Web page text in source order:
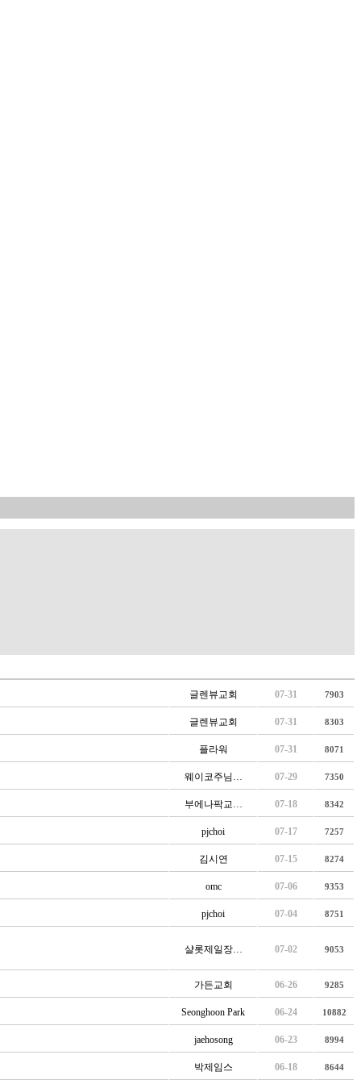
글렌뷰교회 07-31 7903
글렌뷰교회 07-31 8303
플라워 07-31 8071
웨이코주님… 07-29 7350
부에나팍교… 07-18 8342
pjchoi 07-17 7257
김시연 07-15 8274
omc 07-06 9353
pjchoi 07-04 8751
샬롯제일장… 07-02 9053
가든교회 06-26 9285
Seonghoon Park 06-24 10882
jaehosong 06-23 8994
박제임스 06-18 8644